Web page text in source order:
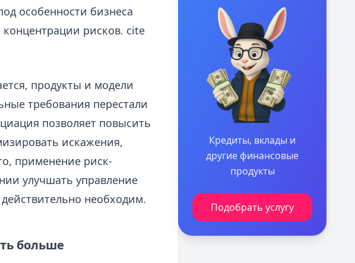
особенности бизнеса
рисков. cite
продукты и модели
требования перестали
позволяет повысить
искажения,
применение риск-
улучшать управление
необходим.
больше
Кредиты, вклады и
другие финансовые
продукты
Подобрать услугу